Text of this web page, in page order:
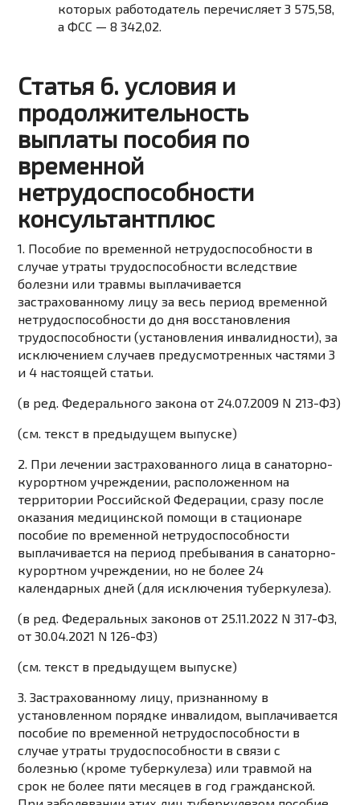
которых работодатель перечисляет 3 575,58,
а ФСС — 8 342,02.
Статья 6. условия и
продолжительность
выплаты пособия по
временной
нетрудоспособности
консультантплюс
1. Пособие по временной нетрудоспособности в
случае утраты трудоспособности вследствие
болезни или травмы выплачивается
застрахованному лицу за весь период временной
нетрудоспособности до дня восстановления
трудоспособности (установления инвалидности), за
исключением случаев предусмотренных частями 3
и 4 настоящей статьи.
(в ред. Федерального закона от 24.07.2009 N 213-ФЗ)
(см. текст в предыдущем выпуске)
2. При лечении застрахованного лица в санаторно-
курортном учреждении, расположенном на
территории Российской Федерации, сразу после
оказания медицинской помощи в стационаре
пособие по временной нетрудоспособности
выплачивается на период пребывания в санаторно-
курортном учреждении, но не более 24
календарных дней (для исключения туберкулеза).
(в ред. Федеральных законов от 25.11.2022 N 317-ФЗ,
от 30.04.2021 N 126-ФЗ)
(см. текст в предыдущем выпуске)
3. Застрахованному лицу, признанному в
установленном порядке инвалидом, выплачивается
пособие по временной нетрудоспособности в
случае утраты трудоспособности в связи с
болезнью (кроме туберкулеза) или травмой на
срок не более пяти месяцев в год гражданской.